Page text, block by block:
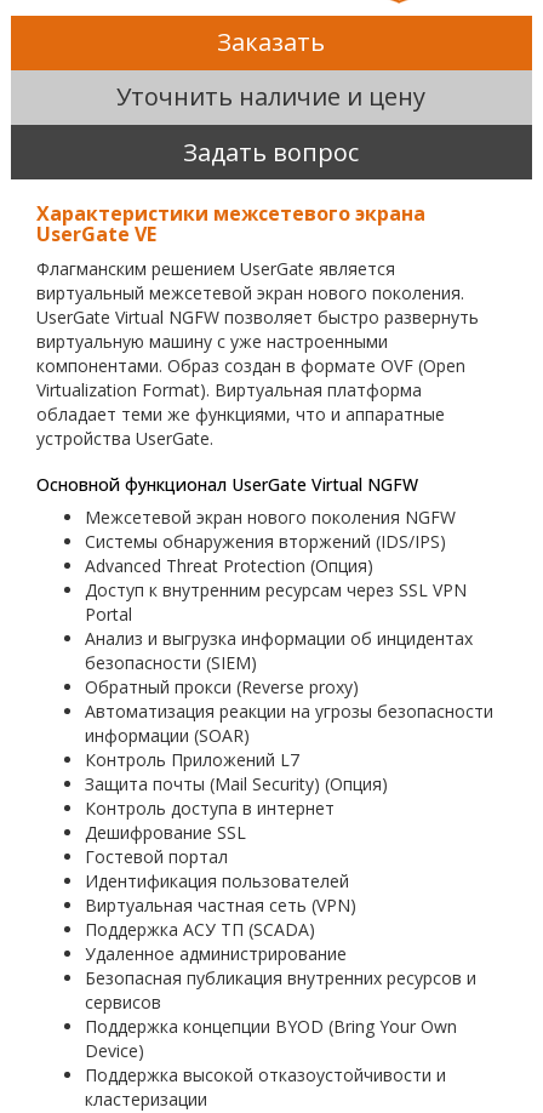
Заказать
Уточнить наличие и цену
Задать вопрос
Характеристики межсетевого экрана
UserGate VE
Флагманским решением UserGate является
виртуальный межсетевой экран нового поколения.
UserGate Virtual NGFW позволяет быстро развернуть
виртуальную машину с уже настроенными
компонентами. Образ создан в формате OVF (Open
Virtualization Format). Виртуальная платформа
обладает теми же функциями, что и аппаратные
устройства UserGate.
Основной функционал UserGate Virtual NGFW
Межсетевой экран нового поколения NGFW
Системы обнаружения вторжений (IDS/IPS)
Advanced Threat Protection (Опция)
Доступ к внутренним ресурсам через SSL VPN
Portal
Анализ и выгрузка информации об инцидентах
безопасности (SIEM)
Обратный прокси (Reverse proxy)
Автоматизация реакции на угрозы безопасности
информации (SOAR)
Контроль Приложений L7
Защита почты (Mail Security) (Опция)
Контроль доступа в интернет
Дешифрование SSL
Гостевой портал
Идентификация пользователей
Виртуальная частная сеть (VPN)
Поддержка АСУ ТП (SCADA)
Удаленное администрирование
Безопасная публикация внутренних ресурсов и
сервисов
Поддержка концепции BYOD (Bring Your Own
Device)
Поддержка высокой отказоустойчивости и
кластеризации